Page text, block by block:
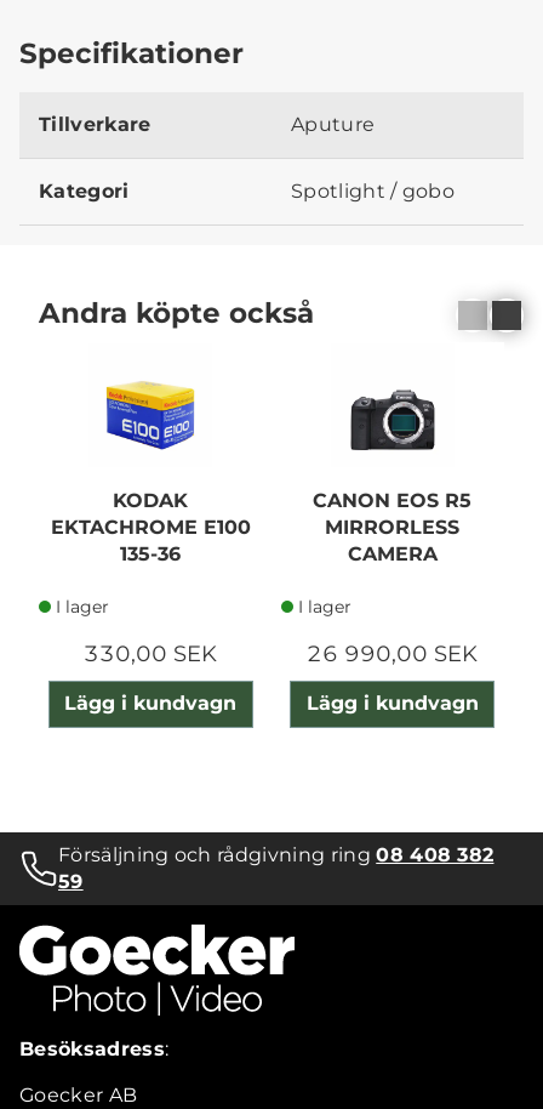
Specifikationer
Tillverkare Aputure
Kategori Spotlight / gobo
Andra köpte också
KODAK
EKTACHROME E100
135-36
I lager
330,00 SEK
Lägg i kundvagn
CANON EOS R5
MIRRORLESS
CAMERA
I lager
26 990,00 SEK
Lägg i kundvagn
Försäljning och rådgivning ring08 408 382
59
Besöksadress:
Goecker AB